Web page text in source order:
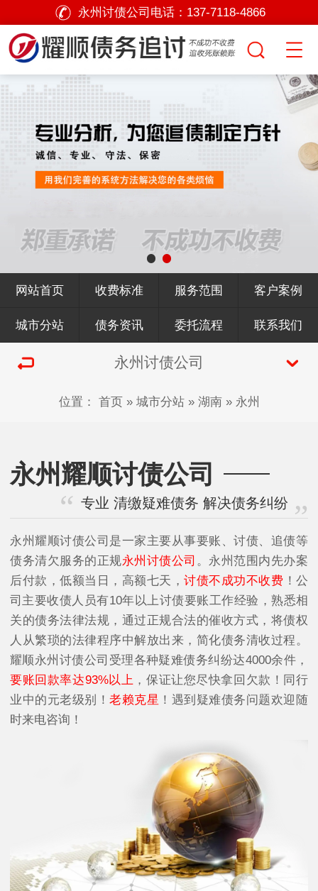
永州讨债公司电话： 137-7118-4866
网站首页 收费标准 服务范围 客户案例
城市分站 债务资讯 委托流程 联系我们
永州讨债公司
位置： 首页» 城市分站» 湖南» 永州
永州耀顺讨债公司
专业 清缴疑难债务 解决债务纠纷
永州耀顺讨债公司是一家主要从事要账、讨债、追债等
债务清欠服务的正规永州讨债公司 。永州范围内先办案
后付款，低额当日，高额七天，讨债不成功不收费 ！公
司主要收债人员有10年以上讨债要账工作经验，熟悉相
关的债务法律法规，通过正规合法的催收方式，将债权
人从繁琐的法律程序中解放出来，简化债务清收过程。
耀顺永州讨债公司受理各种疑难债务纠纷达4000余件，
要账回款率达93%以上 ，保证让您尽快拿回欠款！同行
业中的元老级别！老赖克星 ！遇到疑难债务问题欢迎随
时来电咨询！